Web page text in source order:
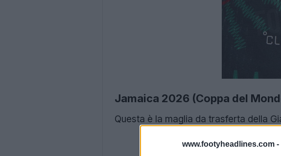
www.footyheadlines.com -
Jamaica 2026 (Coppa del
Questa è la maglia da trasferta della